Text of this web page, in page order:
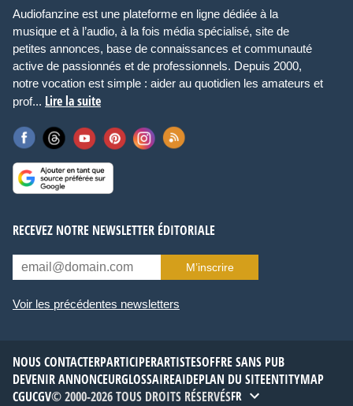
Audiofanzine est une plateforme en ligne dédiée à la
musique et à l’audio, à la fois média spécialisé, site de
petites annonces, base de connaissances et communauté
active de passionnés et de professionnels. Depuis 2000,
notre vocation est simple : aider au quotidien les amateurs et
prof... Lire la suite
RECEVEZ NOTRE NEWSLETTER ÉDITORIALE
M’inscrire
Voir les précédentes newsletters
NOUS CONTACTERPARTICIPERARTISTESOFFRE SANS PUB
DEVENIR ANNONCEURGLOSSAIREAIDEPLAN DU SITEENTITYMAP
CGUCGV© 2000-2026 TOUS DROITS RÉSERVÉSFR